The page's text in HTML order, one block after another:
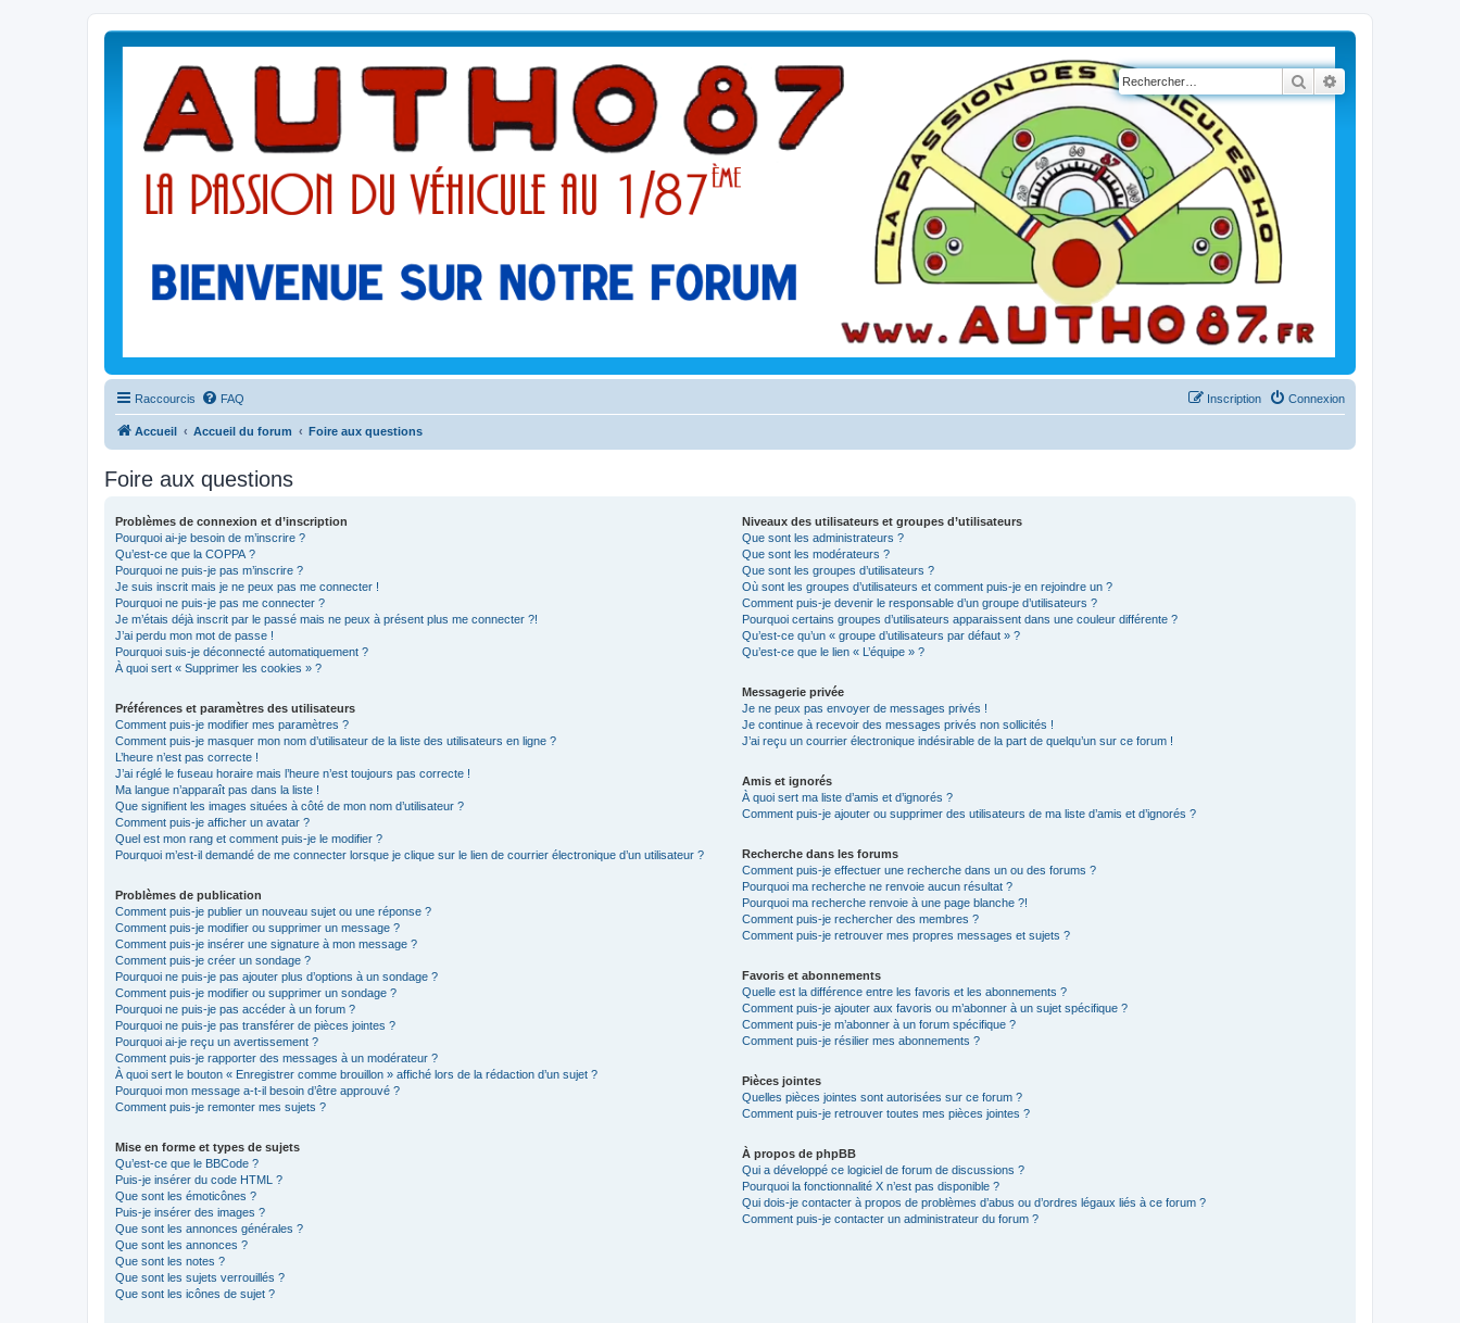
Rechercher
Raccourcis FAQ Connexion
Inscription
Accueil Accueil du forum Foire aux questions
Foire aux questions
Problèmes de connexion et d’inscription
Pourquoi ai-je besoin de m’inscrire ?
Qu’est-ce que la COPPA ?
Pourquoi ne puis-je pas m’inscrire ?
Je suis inscrit mais je ne peux pas me connecter !
Pourquoi ne puis-je pas me connecter ?
Je m’étais déjà inscrit par le passé mais ne peux à présent plus me connecter ?!
J’ai perdu mon mot de passe !
Pourquoi suis-je déconnecté automatiquement ?
À quoi sert « Supprimer les cookies » ?
Préférences et paramètres des utilisateurs
Comment puis-je modifier mes paramètres ?
Comment puis-je masquer mon nom d’utilisateur de la liste des utilisateurs en ligne ?
L’heure n’est pas correcte !
J’ai réglé le fuseau horaire mais l’heure n’est toujours pas correcte !
Ma langue n’apparaît pas dans la liste !
Que signifient les images situées à côté de mon nom d’utilisateur ?
Comment puis-je afficher un avatar ?
Quel est mon rang et comment puis-je le modifier ?
Pourquoi m’est-il demandé de me connecter lorsque je clique sur le lien de courrier électronique d’un utilisateur ?
Problèmes de publication
Comment puis-je publier un nouveau sujet ou une réponse ?
Comment puis-je modifier ou supprimer un message ?
Comment puis-je insérer une signature à mon message ?
Comment puis-je créer un sondage ?
Pourquoi ne puis-je pas ajouter plus d’options à un sondage ?
Comment puis-je modifier ou supprimer un sondage ?
Pourquoi ne puis-je pas accéder à un forum ?
Pourquoi ne puis-je pas transférer de pièces jointes ?
Pourquoi ai-je reçu un avertissement ?
Comment puis-je rapporter des messages à un modérateur ?
À quoi sert le bouton « Enregistrer comme brouillon » affiché lors de la rédaction d’un sujet ?
Pourquoi mon message a-t-il besoin d’être approuvé ?
Comment puis-je remonter mes sujets ?
Mise en forme et types de sujets
Qu’est-ce que le BBCode ?
Puis-je insérer du code HTML ?
Que sont les émoticônes ?
Puis-je insérer des images ?
Que sont les annonces générales ?
Que sont les annonces ?
Que sont les notes ?
Que sont les sujets verrouillés ?
Que sont les icônes de sujet ?
Niveaux des utilisateurs et groupes d’utilisateurs
Que sont les administrateurs ?
Que sont les modérateurs ?
Que sont les groupes d’utilisateurs ?
Où sont les groupes d’utilisateurs et comment puis-je en rejoindre un ?
Comment puis-je devenir le responsable d’un groupe d’utilisateurs ?
Pourquoi certains groupes d’utilisateurs apparaissent dans une couleur différente ?
Qu’est-ce qu’un « groupe d’utilisateurs par défaut » ?
Qu’est-ce que le lien « L’équipe » ?
Messagerie privée
Je ne peux pas envoyer de messages privés !
Je continue à recevoir des messages privés non sollicités !
J’ai reçu un courrier électronique indésirable de la part de quelqu’un sur ce forum !
Amis et ignorés
À quoi sert ma liste d’amis et d’ignorés ?
Comment puis-je ajouter ou supprimer des utilisateurs de ma liste d’amis et d’ignorés ?
Recherche dans les forums
Comment puis-je effectuer une recherche dans un ou des forums ?
Pourquoi ma recherche ne renvoie aucun résultat ?
Pourquoi ma recherche renvoie à une page blanche ?!
Comment puis-je rechercher des membres ?
Comment puis-je retrouver mes propres messages et sujets ?
Favoris et abonnements
Quelle est la différence entre les favoris et les abonnements ?
Comment puis-je ajouter aux favoris ou m’abonner à un sujet spécifique ?
Comment puis-je m’abonner à un forum spécifique ?
Comment puis-je résilier mes abonnements ?
Pièces jointes
Quelles pièces jointes sont autorisées sur ce forum ?
Comment puis-je retrouver toutes mes pièces jointes ?
À propos de phpBB
Qui a développé ce logiciel de forum de discussions ?
Pourquoi la fonctionnalité X n’est pas disponible ?
Qui dois-je contacter à propos de problèmes d’abus ou d’ordres légaux liés à ce forum ?
Comment puis-je contacter un administrateur du forum ?